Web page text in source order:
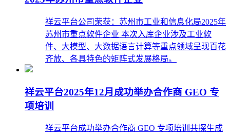
祥云平台公司荣获：苏州市工业和信息化局2025年
苏州市重点软件企业 本次入库企业涉及工业软
件、大模型、大数据语言计算等重点领域呈现百花
齐放、各具特色的矩阵式发展格局。
祥云平台2025年12月成功举办合作商 GEO 专
项培训
祥云平台成功举办合作商 GEO 专项培训共探生成